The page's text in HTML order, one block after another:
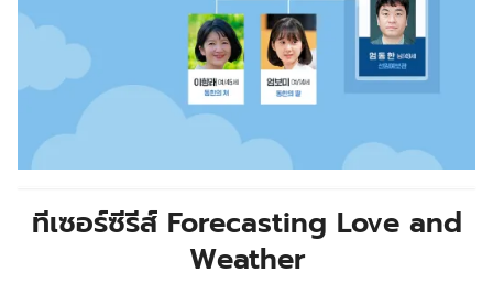
ทีเซอร์ซีรีส์ Forecasting Love and
Weather